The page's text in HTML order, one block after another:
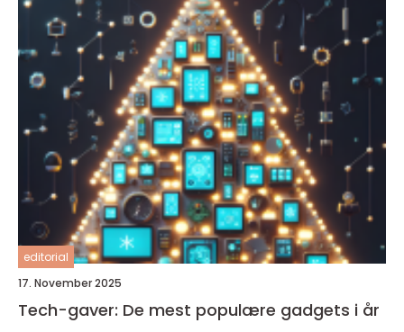
editorial
17. November 2025
Tech-gaver: De mest populære gadgets i år